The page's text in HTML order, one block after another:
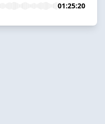
01:25:20